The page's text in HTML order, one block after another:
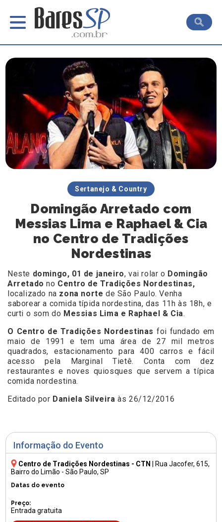
Informação do Evento
Centro de Tradições Nordestinas - CTN Rua Jacofer, 615,
Bairro do Limão - São Paulo, SP
Datas do evento
Preço:
Entrada gratuita
Sertanejo & Country
Domingão Arretado com
Messias Lima e Raphael & Cia
no Centro de Tradições
Nordestinas
Neste domingo, 01 de janeiro, vai rolar o Domingão
Arretado no Centro de Tradições Nordestinas,
localizado na zona norte de São Paulo. Venha
saborear a comida típida nordestina, das 11h às 18h, e
curti o som do Messias Lima e Raphael & Cia.
O Centro de Tradições Nordestinas foi fundado em
maio de 1991 e tem uma área de 27 mil metros
quadrados, estacionamento para 400 carros e fácil
acesso pela Marginal Tietê. Conta com dez
restaurantes e noves quiosques que servem a típica
comida nordestina.
Editado por Daniela Silveira às 26/12/2016